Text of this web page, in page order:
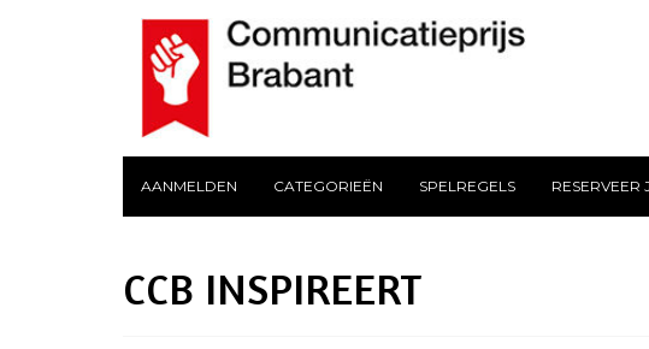
AANMELDEN CATEGORIEËN SPELREGELS RESERVEER
CCB INSPIREERT